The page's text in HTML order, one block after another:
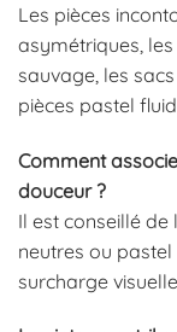
Les pièces
asymétriques,
sauvage, les
pièces pastel
Comment
douceur ?
Il est conseillé de
neutres ou
surcharge